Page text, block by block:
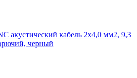
акустический кабель 2x4,0 мм2, 9,3
черный